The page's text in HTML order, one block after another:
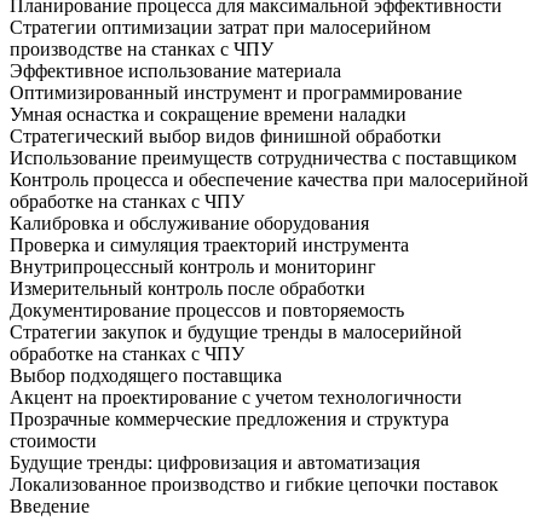
Планирование процесса для максимальной эффективности
Стратегии оптимизации затрат при малосерийном
производстве на станках с ЧПУ
Эффективное использование материала
Оптимизированный инструмент и программирование
Умная оснастка и сокращение времени наладки
Стратегический выбор видов финишной обработки
Использование преимуществ сотрудничества с поставщиком
Контроль процесса и обеспечение качества при малосерийной
обработке на станках с ЧПУ
Калибровка и обслуживание оборудования
Проверка и симуляция траекторий инструмента
Внутрипроцессный контроль и мониторинг
Измерительный контроль после обработки
Документирование процессов и повторяемость
Стратегии закупок и будущие тренды в малосерийной
обработке на станках с ЧПУ
Выбор подходящего поставщика
Акцент на проектирование с учетом технологичности
Прозрачные коммерческие предложения и структура
стоимости
Будущие тренды: цифровизация и автоматизация
Локализованное производство и гибкие цепочки поставок
Введение